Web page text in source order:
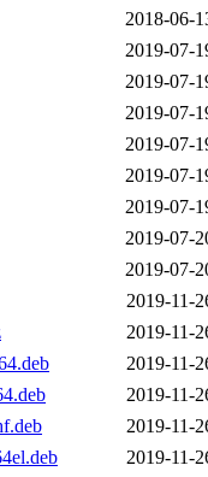
2018-06-
2019-07-
2019-07-
2019-07-
2019-07-
2019-07-
2019-07-
2019-07-
2019-07-
2019-11-
2019-11-
2019-11-
2019-11-
2019-11-
2019-11-